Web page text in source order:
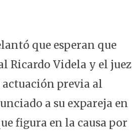
que esperan que
Ricardo Videla y el juez
actuación previa al
a su expareja en
figura en la causa por